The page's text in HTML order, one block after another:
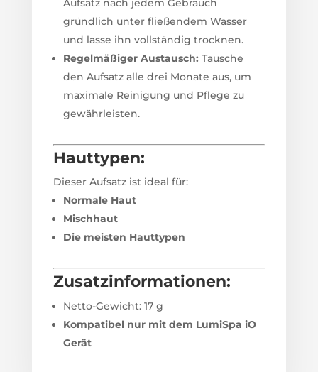
Aufsatz nach jedem Gebrauch
gründlich unter fließendem Wasser
und lasse ihn vollständig trocknen.
Regelmäßiger Austausch: Tausche
den Aufsatz alle drei Monate aus, um
maximale Reinigung und Pflege zu
gewährleisten.
Hauttypen:
Dieser Aufsatz ist ideal für:
Normale Haut
Mischhaut
Die meisten Hauttypen
Zusatzinformationen:
Netto-Gewicht: 17 g
Kompatibel nur mit dem LumiSpa iO
Gerät